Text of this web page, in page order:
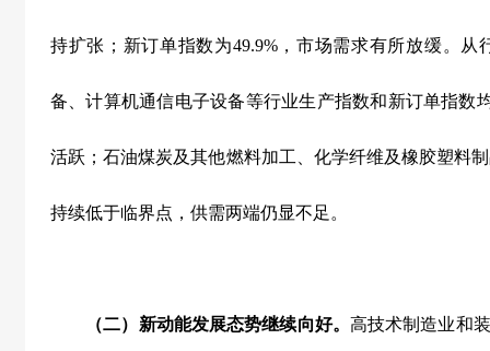
持扩张；新订单指数为49.9%，市场需求有所放缓。从
备、计算机通信电子设备等行业生产指数和新订单指数
活跃；石油煤炭及其他燃料加工、化学纤维及橡胶塑料
持续低于临界点，供需两端仍显不足。
（二）新动能发展态势继续向好。 高技术制造业和